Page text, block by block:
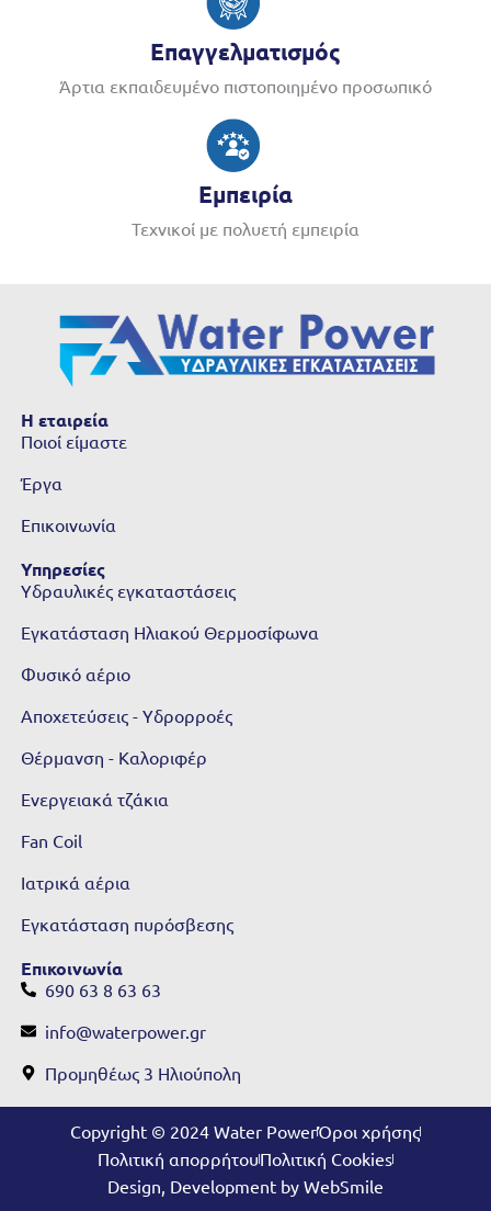
Επαγγελματισμός
Άρτια εκπαιδευμένο πιστοποιημένο προσωπικό
Εμπειρία
Τεχνικοί με πολυετή εμπειρία
Η εταιρεία
Ποιοί είμαστε
Έργα
Επικοινωνία
Υπηρεσίες
Υδραυλικές εγκαταστάσεις
Εγκατάσταση Ηλιακού Θερμοσίφωνα
Φυσικό αέριο
Αποχετεύσεις - Υδρορροές
Θέρμανση - Καλοριφέρ
Ενεργειακά τζάκια
Fan Coil
Ιατρικά αέρια
Εγκατάσταση πυρόσβεσης
Επικοινωνία
690 63 8 63 63
info@waterpower.gr
Προμηθέως 3 Ηλιούπολη​
Copyright © 2024 Water PowerΌροι χρήσης
Πολιτική απορρήτουΠολιτική Cookies
Design, Development by WebSmile